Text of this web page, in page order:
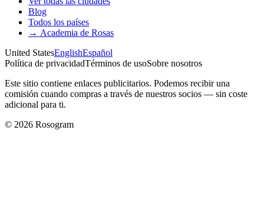
Blog
Todos los países
→ Academia de Rosas
United StatesEnglishEspañol
Política de privacidadTérminos de usoSobre nosotros
Este sitio contiene enlaces publicitarios. Podemos recibir una
comisión cuando compras a través de nuestros socios — sin coste
adicional para ti.
© 2026 Rosogram